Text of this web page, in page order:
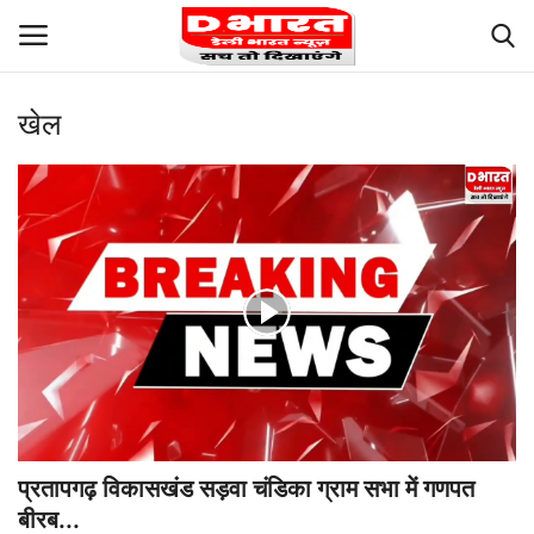
Terms and Conditions
About Us
Contact us
Privacy
Our Team
Careers
खेल
प्रतापगढ़ विकासखंड सड़वा चंडिका ग्राम सभा में गणपत
बीरब...